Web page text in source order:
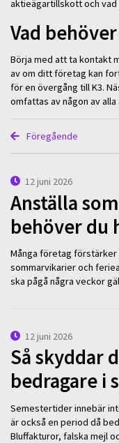
aktieägartillskott och
Vad
Börja med att ta kontakt
av om ditt företag kan
för en övergång till K3.
omfattas av någon av
Föregående
12 juni 2026
Anställa
behöver du
Många företag förstärker
sommarvikarier och
ska pågå några veckor
12 juni 2026
Så skyddar
bedragare i
Semestertider innebär
är också en period då
Bluffakturor, falska mejl